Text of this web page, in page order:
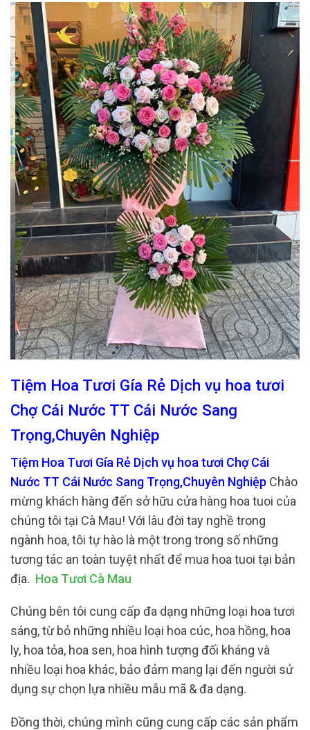
Tiệm Hoa Tươi Gía Rẻ Dịch vụ hoa tươi
Chợ Cái Nước TT Cái Nước Sang
Trọng,Chuyên Nghiệp
Tiệm Hoa Tươi Gía Rẻ Dịch vụ hoa tươi Chợ Cái
Nước TT Cái Nước Sang Trọng,Chuyên Nghiệp Chào
mừng khách hàng đến sở hữu cửa hàng hoa tuoi của
chúng tôi tại Cà Mau! Với lâu đời tay nghề trong
ngành hoa, tôi tự hào là một trong trong số những
tương tác an toàn tuyệt nhất để mua hoa tuoi tại bản
địa. Hoa Tươi Cà Mau
Chúng bên tôi cung cấp đa dạng những loại hoa tươi
sáng, từ bỏ những nhiều loại hoa cúc, hoa hồng, hoa
ly, hoa tỏa, hoa sen, hoa hình tượng đối kháng và
nhiều loại hoa khác, bảo đảm mang lại đến người sử
dụng sự chọn lựa nhiều mẫu mã & đa dạng.
Đồng thời, chúng mình cũng cung cấp các sản phẩm